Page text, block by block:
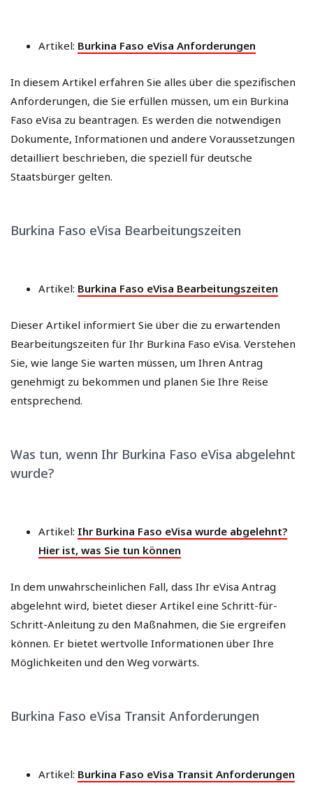
Artikel: Burkina Faso eVisa Anforderungen
In diesem Artikel erfahren Sie alles über die spezifischen
Anforderungen, die Sie erfüllen müssen, um ein Burkina
Faso eVisa zu beantragen. Es werden die notwendigen
Dokumente, Informationen und andere Voraussetzungen
detailliert beschrieben, die speziell für deutsche
Staatsbürger gelten.
Burkina Faso eVisa Bearbeitungszeiten
Artikel: Burkina Faso eVisa Bearbeitungszeiten
Dieser Artikel informiert Sie über die zu erwartenden
Bearbeitungszeiten für Ihr Burkina Faso eVisa. Verstehen
Sie, wie lange Sie warten müssen, um Ihren Antrag
genehmigt zu bekommen und planen Sie Ihre Reise
entsprechend.
Was tun, wenn Ihr Burkina Faso eVisa abgelehnt
wurde?
Artikel: Ihr Burkina Faso eVisa wurde abgelehnt?
Hier ist, was Sie tun können
In dem unwahrscheinlichen Fall, dass Ihr eVisa Antrag
abgelehnt wird, bietet dieser Artikel eine Schritt-für-
Schritt-Anleitung zu den Maßnahmen, die Sie ergreifen
können. Er bietet wertvolle Informationen über Ihre
Möglichkeiten und den Weg vorwärts.
Burkina Faso eVisa Transit Anforderungen
Artikel: Burkina Faso eVisa Transit Anforderungen